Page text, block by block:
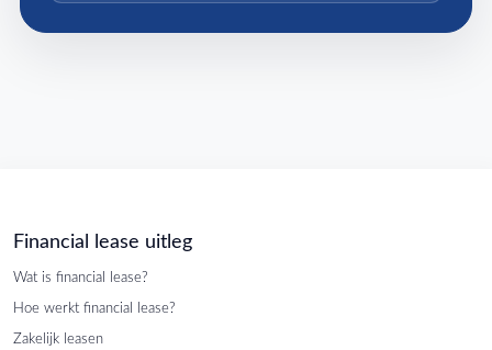
Financial lease uitleg
Wat is financial lease?
Hoe werkt financial lease?
Zakelijk leasen